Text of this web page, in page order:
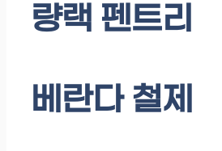
량랙 펜트리
베란다 철제